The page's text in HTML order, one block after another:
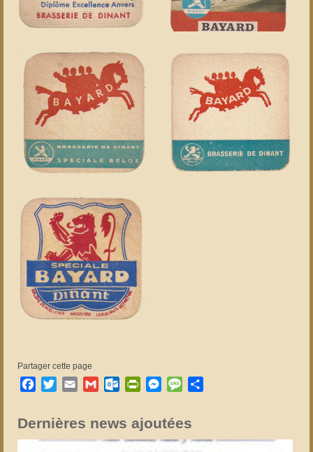
Partager cette page
Facebook
TwitterEmail GmailOutlook.com
PrintFriendly
Messenger
Message
Dernières news ajoutées